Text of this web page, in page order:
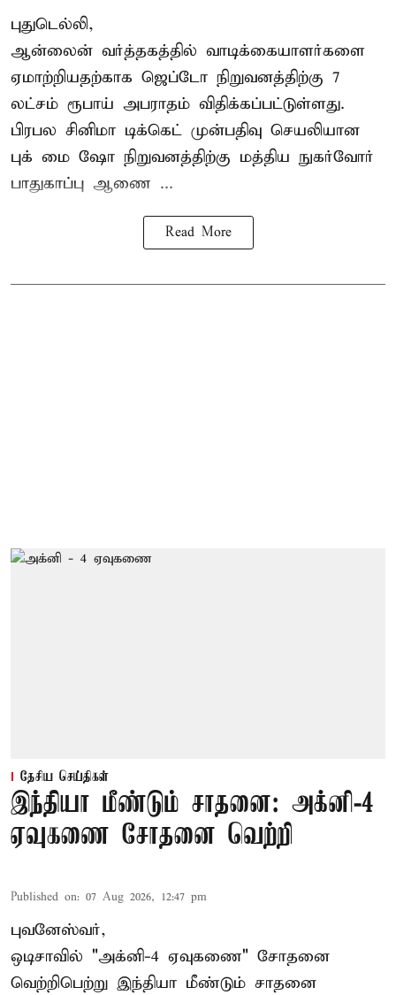
புதுடெல்லி,
ஆன்லைன் வர்த்தகத்தில் வாடிக்கையாளர்களை
ஏமாற்றியதற்காக ஜெப்டோ நிறுவனத்திற்கு 7
லட்சம் ரூபாய் அபராதம் விதிக்கப்பட்டுள்ளது.
பிரபல சினிமா டிக்கெட் முன்பதிவு செயலியான
புக் மை ஷோ நிறுவனத்திற்கு மத்திய நுகர்வோர்
பாதுகாப்பு ஆணை ...
Read More
தேசிய செய்திகள்
இந்தியா மீண்டும் சாதனை: அக்னி-4
ஏவுகணை சோதனை வெற்றி
Published on: 07 Aug 2026, 12:47 pm
புவனேஸ்வர்,
ஒடிசாவில் "அக்னி-4 ஏவுகணை" சோதனை
வெற்றிபெற்று இந்தியா மீண்டும் சாதனை